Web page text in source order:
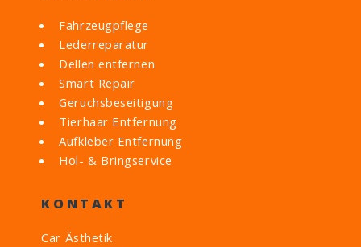
Fahrzeugpflege
Lederreparatur
Dellen entfernen
Smart Repair
Geruchsbeseitigung
Tierhaar Entfernung
Aufkleber Entfernung
Hol- & Bringservice
KONTAKT
Car Ästhetik